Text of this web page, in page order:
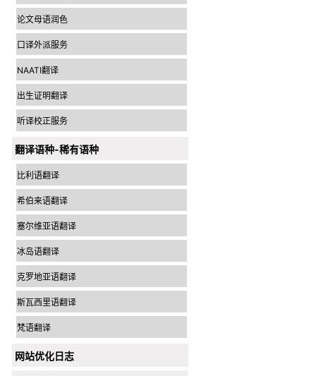
论文母语润色
口译外派服务
NAATI翻译
出生证明翻译
听译校正服务
翻译语种-稀有语种
比利语翻译
希伯来语翻译
塞尔维亚语翻译
冰岛语翻译
克罗地亚语翻译
斯瓦西里语翻译
梵语翻译
网站优化日志